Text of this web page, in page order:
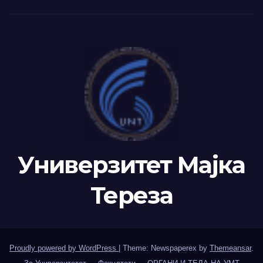
Универзитет Мајка
Тереза
Proudly powered by WordPress Theme: Newspaperex by Themeansar.